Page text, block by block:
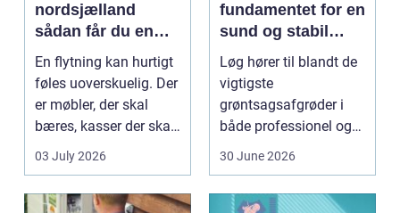
nordsjælland
sådan får du en
tryg og effektiv
flytning
En flytning kan hurtigt
føles uoverskuelig. Der
er møbler, der skal
bæres, kasser der skal
pakkes, o...
03 July 2026
fundamentet for en
sund og stabil
løgavl
Løg hører til blandt de
vigtigste
grøntsagsafgrøder i
både professionel og
hobbybaseret
30 June 2026